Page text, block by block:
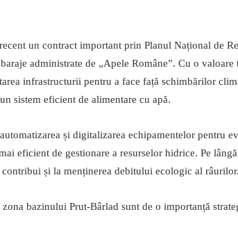
un contract important prin Planul Național de
administrate de „Apele Române”. Cu o
infrastructurii pentru a face față schimbărilor
sistem eficient de alimentare cu apă.
și digitalizarea echipamentelor pentru
eficient de gestionare a resurselor hidrice. Pe
și la menținerea debitului ecologic al râurilor.
bazinului Prut-Bârlad sunt de o importanță